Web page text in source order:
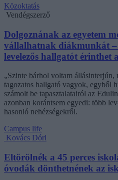
Közoktatás
Vendégszerző
Dolgoznának az egyetem
vállalhatnak diákmunkát –
levelezős hallgatót érinthet
„Szinte bárhol voltam
tagozatos hallgató vagyok, egyből
számolt be tapasztalatairól az
azonban korántsem egyedi: több
hasonló nehézségekről.
Campus life
Kovács Dóri
Eltörölnék a 45 perces
óvodák dönthetnének az